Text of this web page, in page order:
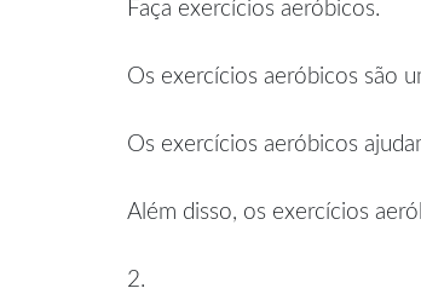
Faça exercícios aeróbicos.
Os exercícios aeróbicos são
Os exercícios aeróbicos
Além disso, os exercícios
2.